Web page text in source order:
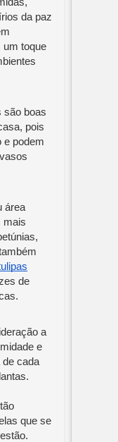
da paz
um toque
são boas
pois
e podem
área
mais
de
a
e
de cada
que se